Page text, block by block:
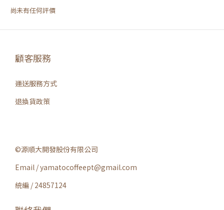
尚未有任何評價
顧客服務
運送服務方式
退換貨政策
©源順大開發股份有限公司
Email / yamatocoffeept@gmail.com
統編 / 24857124